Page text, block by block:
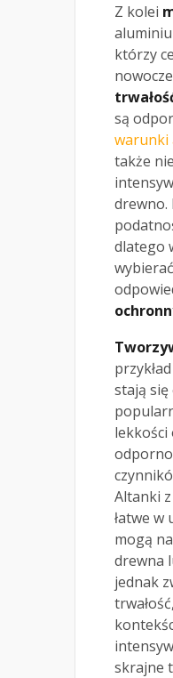
Z kolei
którzy
są
warunki
także
drewno.
dlatego
stają się
lekkości
Altanki
łatwe w
mogą
drewna
jednak
skrajne